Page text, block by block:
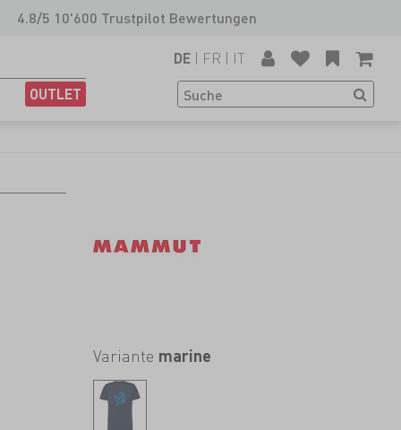
4.8/5 10'600 Trustpilot Bewertungen
OUTLET
DE | FR | IT
Variante marine